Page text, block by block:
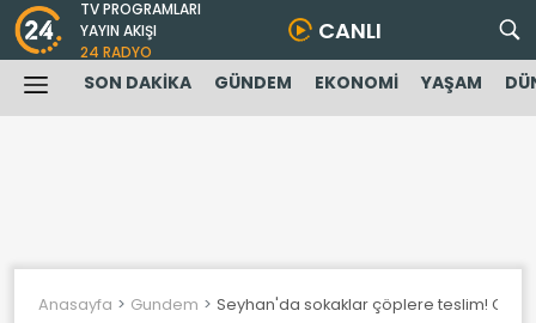
TV PROGRAMLARI
YAYIN AKIŞI
24 RADYO
CANLI
SON DAKİKA GÜNDEM EKONOMİ YAŞAM
Anasayfa Gundem Seyhan'da sokaklar çöplere teslim!